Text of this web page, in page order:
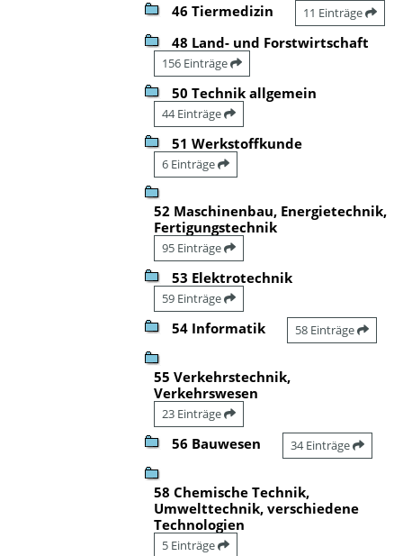
46 Tiermedizin 11 Einträge
48 Land- und Forstwirtschaft
156 Einträge
50 Technik allgemein
44 Einträge
51 Werkstoffkunde
6 Einträge
52 Maschinenbau, Energietechnik,
Fertigungstechnik
95 Einträge
53 Elektrotechnik
59 Einträge
54 Informatik 58 Einträge
55 Verkehrstechnik,
Verkehrswesen
23 Einträge
56 Bauwesen 34 Einträge
58 Chemische Technik,
Umwelttechnik, verschiedene
Technologien
5 Einträge